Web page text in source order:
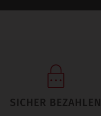
SICHER BEZAHLEN